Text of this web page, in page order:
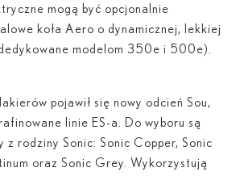
mogą być opcjonalnie
koła Aero o dynamicznej, lekkiej
modelom 350e i 500e).
pojawił się nowy odcień Sou,
linie ES-a. Do wyboru są
rodziny Sonic: Sonic Copper, Sonic
oraz Sonic Grey. Wykorzystują